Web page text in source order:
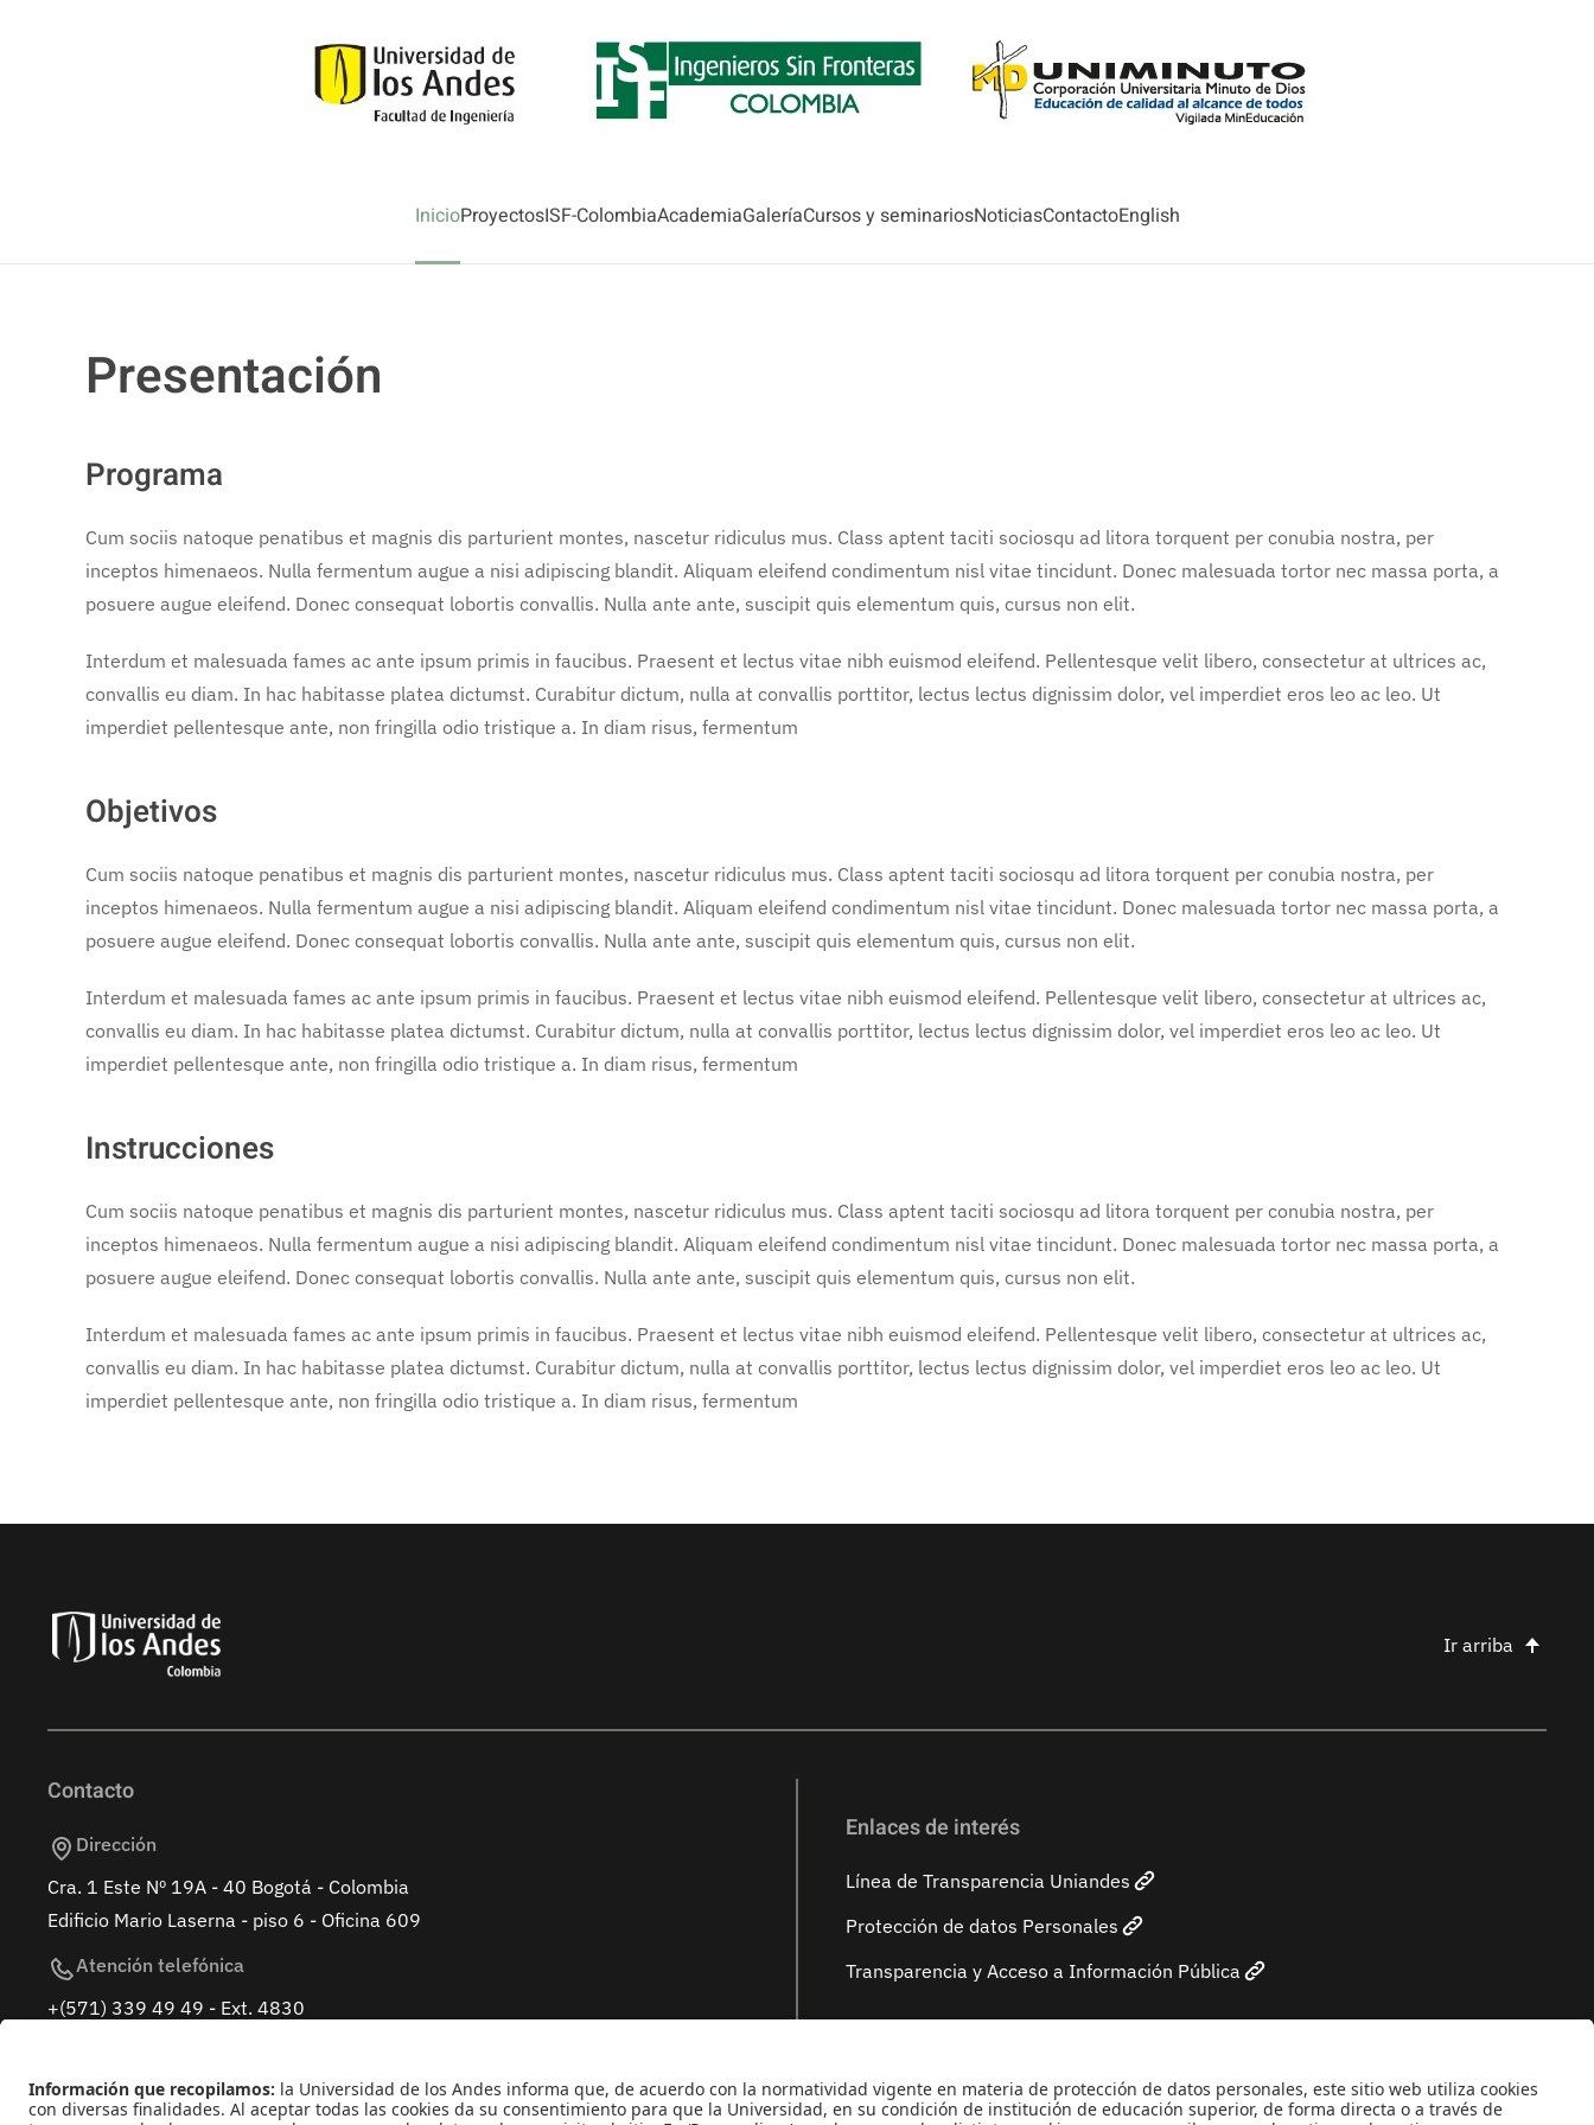
InicioProyectosISF-ColombiaAcademiaGaleríaCursos y seminariosNoticiasContactoEnglish
Presentación
Programa
Cum sociis natoque penatibus et magnis dis parturient montes, nascetur ridiculus mus. Class aptent taciti sociosqu ad litora torquent per conubia nostra, per
inceptos himenaeos. Nulla fermentum augue a nisi adipiscing blandit. Aliquam eleifend condimentum nisl vitae tincidunt. Donec malesuada tortor nec massa porta, a
posuere augue eleifend. Donec consequat lobortis convallis. Nulla ante ante, suscipit quis elementum quis, cursus non elit.
Interdum et malesuada fames ac ante ipsum primis in faucibus. Praesent et lectus vitae nibh euismod eleifend. Pellentesque velit libero, consectetur at ultrices ac,
convallis eu diam. In hac habitasse platea dictumst. Curabitur dictum, nulla at convallis porttitor, lectus lectus dignissim dolor, vel imperdiet eros leo ac leo. Ut
imperdiet pellentesque ante, non fringilla odio tristique a. In diam risus, fermentum
Objetivos
Cum sociis natoque penatibus et magnis dis parturient montes, nascetur ridiculus mus. Class aptent taciti sociosqu ad litora torquent per conubia nostra, per
inceptos himenaeos. Nulla fermentum augue a nisi adipiscing blandit. Aliquam eleifend condimentum nisl vitae tincidunt. Donec malesuada tortor nec massa porta, a
posuere augue eleifend. Donec consequat lobortis convallis. Nulla ante ante, suscipit quis elementum quis, cursus non elit.
Interdum et malesuada fames ac ante ipsum primis in faucibus. Praesent et lectus vitae nibh euismod eleifend. Pellentesque velit libero, consectetur at ultrices ac,
convallis eu diam. In hac habitasse platea dictumst. Curabitur dictum, nulla at convallis porttitor, lectus lectus dignissim dolor, vel imperdiet eros leo ac leo. Ut
imperdiet pellentesque ante, non fringilla odio tristique a. In diam risus, fermentum
Instrucciones
Cum sociis natoque penatibus et magnis dis parturient montes, nascetur ridiculus mus. Class aptent taciti sociosqu ad litora torquent per conubia nostra, per
inceptos himenaeos. Nulla fermentum augue a nisi adipiscing blandit. Aliquam eleifend condimentum nisl vitae tincidunt. Donec malesuada tortor nec massa porta, a
posuere augue eleifend. Donec consequat lobortis convallis. Nulla ante ante, suscipit quis elementum quis, cursus non elit.
Interdum et malesuada fames ac ante ipsum primis in faucibus. Praesent et lectus vitae nibh euismod eleifend. Pellentesque velit libero, consectetur at ultrices ac,
convallis eu diam. In hac habitasse platea dictumst. Curabitur dictum, nulla at convallis porttitor, lectus lectus dignissim dolor, vel imperdiet eros leo ac leo. Ut
imperdiet pellentesque ante, non fringilla odio tristique a. In diam risus, fermentum
Ir arriba
Contacto
Dirección
Cra. 1 Este Nº 19A - 40 Bogotá - Colombia
Edificio Mario Laserna - piso 6 - Oficina 609
Atención telefónica
+(571) 339 49 49 - Ext. 4830
Enlaces de interés
Línea de Transparencia Uniandes
Protección de datos Personales
Transparencia y Acceso a Información Pública